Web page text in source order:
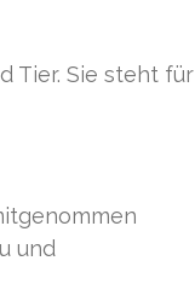
Tier. Sie steht für
und